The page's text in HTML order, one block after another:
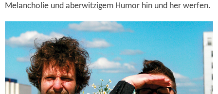
Melancholie und aberwitzigem Humor hin und her werfen.